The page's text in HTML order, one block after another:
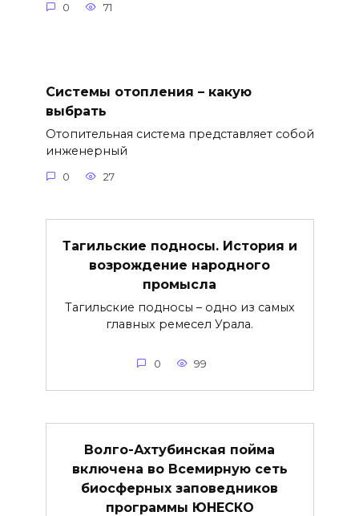
0 71
Системы отопления – какую
выбрать
Отопительная система представляет собой
инженерный
0 27
Тагильские подносы. История и
возрождение народного
промысла
Тагильские подносы – одно из самых
главных ремесел Урала.
0 99
Волго-Ахтубинская пойма
включена во Всемирную сеть
биосферных заповедников
программы ЮНЕСКО